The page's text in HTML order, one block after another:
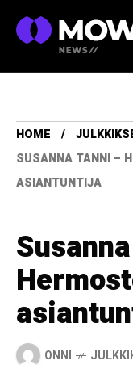
HOME
SUSANNA TANNI –
ASIANTUNTIJA
ONNI